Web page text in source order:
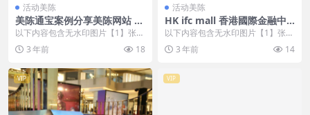
活动美陈
美陈通宝案例分享美陈网站 (4
01)
以下内容包含无水印图片【1】张
，开通会员无障碍浏览 开通VIP会
员 3 年前 18
活动美陈
HK ifc mall 香港國際金融中
心商場美陈案例 (57)
以下内容包含无水印图片【1】张
，开通会员无障碍浏览 开通VIP会
员 3 年前 14
VIP VIP